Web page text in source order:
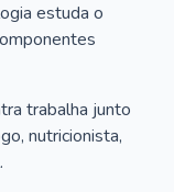
estuda o
trabalha junto
nutricionista,